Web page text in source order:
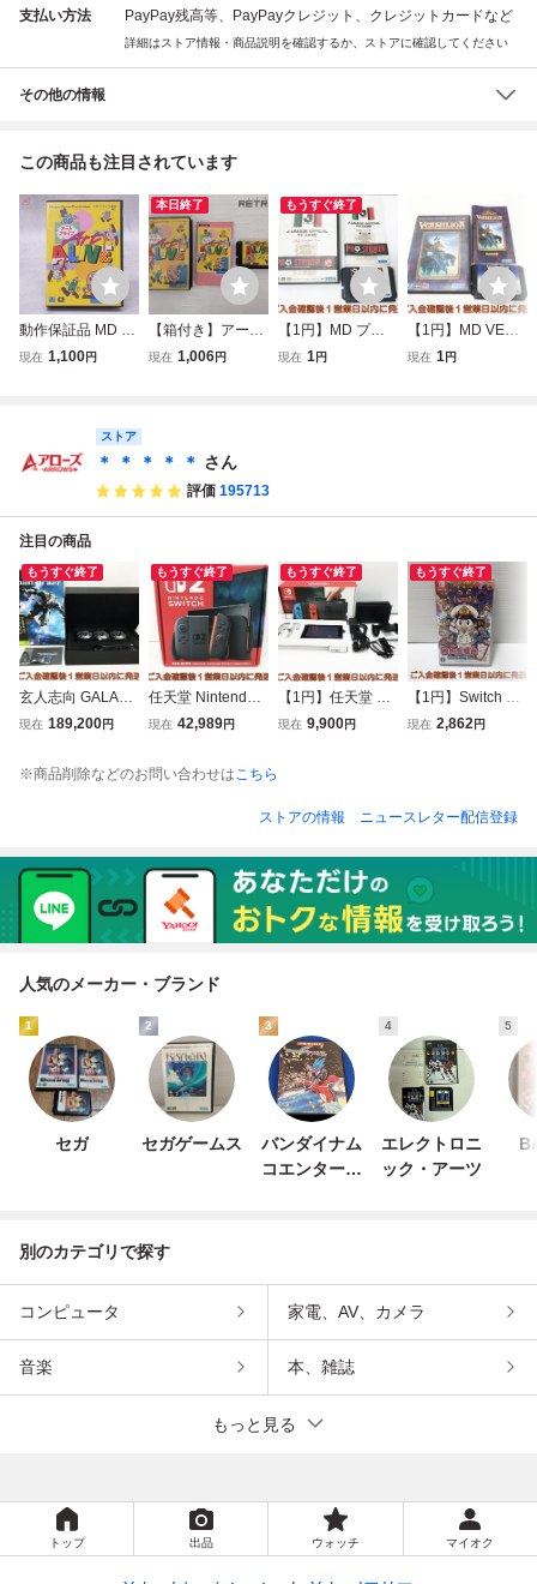
支払い方法 PayPay残高等、PayPayクレジット、クレジットカードなど
詳細はストア情報・商品説明を確認するか、ストアに確認してください
その他の情報
この商品も注目されています
動作保証品 MD メ
ガドライブ アート
現在 1,100円
本日終了
【箱付き】アート
アライブ メガドラ
現在 1,006円
もうすぐ終了
【1円】MD プロ
ストライカー ゲー
現在 1円
【1円】MD VERM
ILION ヴァーミリ
現在 1円
ストア
＊ ＊ ＊ ＊ ＊ さん
評価 195713
注目の商品
もうすぐ終了
玄人志向 GALAKU
RO GAMING GEF
ド 16GB 動作確認
現在 189,200円
もうすぐ終了
任天堂 Nintendo S
witch2 本体 セッ
認済 ニンテンドー
現在 42,989円
もうすぐ終了
【1円】任天堂 Ni
ntendo Switch 本
-Con欠品 L01-438
現在 9,900円
もうすぐ終了
【1円】Switch 桃
太郎電鉄 ~昭和 平
現在 2,862円
※商品削除などのお問い合わせはこちら
ストアの情報 ニュースレター配信登録
人気のメーカー・ブランド
1
セガ
2
セガゲームス
3
バンダイナム
コエンターテ
4
エレクトロニ
ック・アーツ
5
別のカテゴリで探す
コンピュータ 家電、AV、カメラ
音楽 本、雑誌
もっと見る
トップ 出品 ウォッチ マイオク